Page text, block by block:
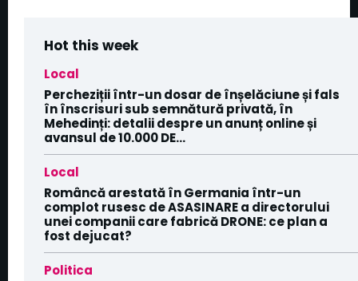
Hot this week
Local
Percheziții într-un dosar de înșelăciune și fals
în înscrisuri sub semnătură privată, în
Mehedinți: detalii despre un anunț online și
avansul de 10.000 DE...
Local
Româncă arestată în Germania într-un
complot rusesc de ASASINARE a directorului
unei companii care fabrică DRONE: ce plan a
fost dejucat?
Politica